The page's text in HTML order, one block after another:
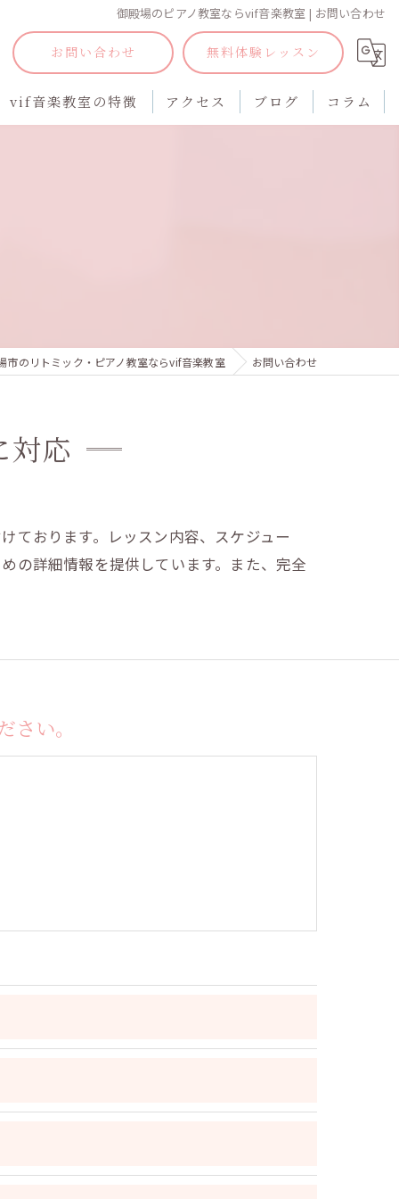
御殿場のピアノ教室ならvif音楽教室 | お問い合わせ
お問い合わせ 無料体験レッスン
vif音楽教室の特徴 アクセス ブログ コラム
市のリトミック・ピアノ教室ならvif音楽教室 お問い合わせ
対応
ております。レッスン内容、スケジュー
の詳細情報を提供しています。また、完全
い。